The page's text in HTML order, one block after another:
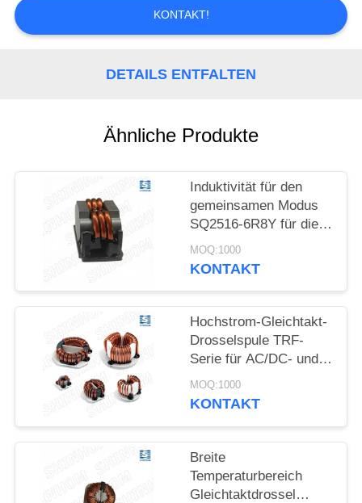
ANGEBOT
ANFORDERN
PRIVACY
POLICY
KONTAKT!
DETAILS ENTFALTEN
Ähnliche Produkte
Induktivität für den
gemeinsamen Modus
SQ2516-6R8Y für die
EMI-Filterung von
SMPS- und
MOQ:1000
KONTAKT
Hochstrom-Gleichtakt-
Drosselspule TRF-
Serie für AC/DC- und
DC/DC-
Leitungsfilterung
MOQ:1000
KONTAKT
Breite
Temperaturbereich
Gleichtaktdrossel